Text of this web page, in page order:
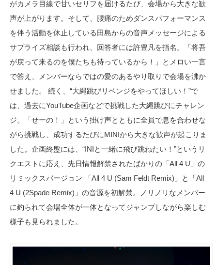
がカメラ目線で甘いセリフを届けるたび、会場から大きな歓
声が上がります。そして、腰痛のためダンスパフォーマンス
を伴う活動を休止している田島からの音声メッセージによる
サプライズ相談も行われ、回答者には許豊凡を指名。「将吾
が戻って来るのを僕たちも待っているから！」とメロい一言
で答え、メンバーならではの愛のあるやり取りで会場を沸か
せました。 続く、“大縄跳びリベンジをやってほしい！”で
は、過去にYouTube企画などで挑戦した大縄跳びにチャレン
ジ。「せーの！」という掛け声とともに全員で息を合わせな
がら挑戦し、成功するたびにMINIから大きな歓声が起こりま
した。企画終盤には、“INIと一緒に飛び跳ねたい！”というリ
クエストに応え、先日情報解禁されたばかりの「All 4 U」の
リミックスバージョン 「All 4 U (Sam Feldt Remix)」と「All
4 U (2Spade Remix)」の音源を初解禁。ノリノリなメンバー
に釣られて会場全体が一体となってジャンプしながら楽しむ
様子も見られました。